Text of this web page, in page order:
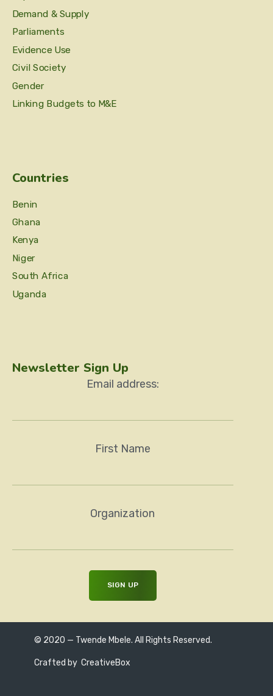
Demand & Supply
Parliaments
Evidence Use
Civil Society
Gender
Linking Budgets to M&E
Countries
Benin
Ghana
Kenya
Niger
South Africa
Uganda
Newsletter Sign Up
Email address:
First Name
Organization
© 2020 — Twende Mbele. All Rights Reserved.
Crafted by CreativeBox